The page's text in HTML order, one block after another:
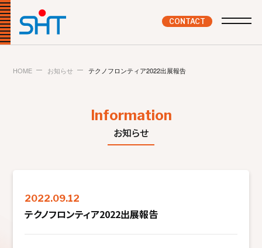
CONTACT
HOME お知らせ テクノフロンティア2022出展報告
Information
お知らせ
2022.09.12
テクノフロンティア2022出展報告